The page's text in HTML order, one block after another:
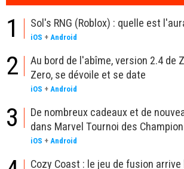
1 Sol's RNG (Roblox) : quelle est
iOS + Android
2
Au bord de l'abîme, version 2.4 de
Zero, se dévoile et se date
iOS + Android
3
De nombreux cadeaux et de
dans Marvel Tournoi des
iOS + Android
Cozy Coast : le jeu de fusion